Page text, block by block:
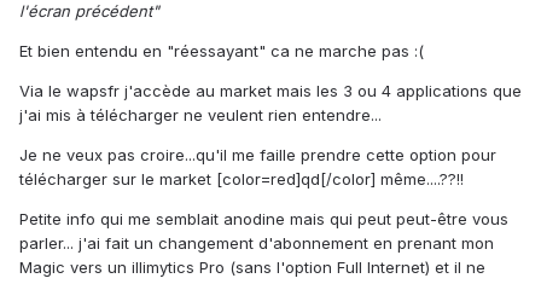
l'écran précédent"
Et bien entendu en "réessayant" ca ne marche pas :(
Via le wapsfr j'accède au market mais les 3 ou 4 applications que
j'ai mis à télécharger ne veulent rien entendre...
Je ne veux pas croire...qu'il me faille prendre cette option pour
télécharger sur le market [color=red]qd[/color] même....??!!
Petite info qui me semblait anodine mais qui peut peut-être vous
parler... j'ai fait un changement d'abonnement en prenant mon
Magic vers un illimytics Pro (sans l'option Full Internet) et il ne